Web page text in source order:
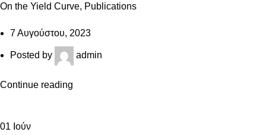
On the Yield Curve, Publications
7 Αυγούστου, 2023
Posted by admin
Continue reading
01 Ιούν